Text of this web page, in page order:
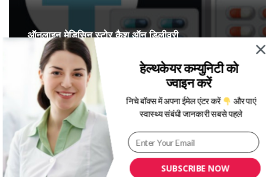
ऑनलाइन मेडिसिन स्टोर कैश ऑन डिलीवरी
More Posts From: हेल्थ न्यूज़
SUBSCRIBE NOW
हेल्थकेयर कम्युनिटी को
ज्वाइन करें
निचे बॉक्स में अपना ईमेल एंटर करें
और पाएं
स्वास्थ्य संबंधी जानकारी सबसे पहले